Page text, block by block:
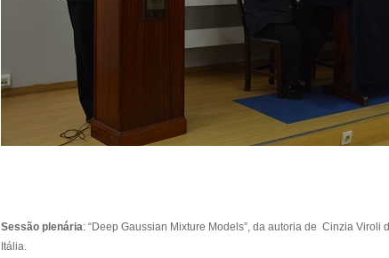
Sessão plenária: “Deep Gaussian Mixture Models”, da autoria de Cinzia
Itália.